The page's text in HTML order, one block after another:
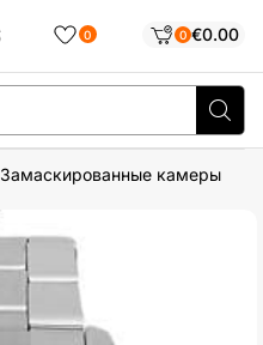
0 0 €0.00
Замаскированные камеры